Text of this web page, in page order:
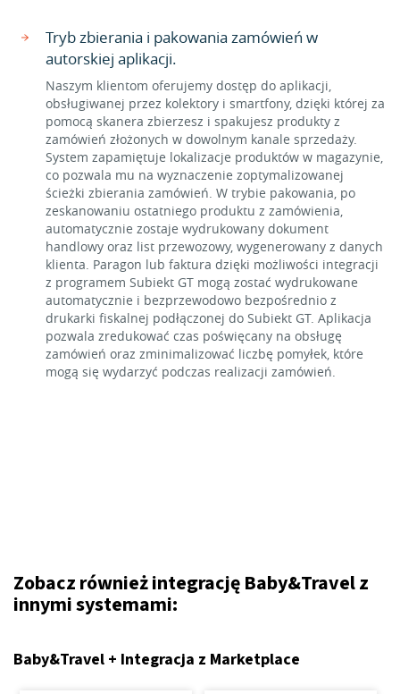
Tryb zbierania i pakowania zamówień w
autorskiej aplikacji.
Naszym klientom oferujemy dostęp do aplikacji,
obsługiwanej przez kolektory i smartfony, dzięki której za
pomocą skanera zbierzesz i spakujesz produkty z
zamówień złożonych w dowolnym kanale sprzedaży.
System zapamiętuje lokalizacje produktów w magazynie,
co pozwala mu na wyznaczenie zoptymalizowanej
ścieżki zbierania zamówień. W trybie pakowania, po
zeskanowaniu ostatniego produktu z zamówienia,
automatycznie zostaje wydrukowany dokument
handlowy oraz list przewozowy, wygenerowany z danych
klienta. Paragon lub faktura dzięki możliwości integracji
z programem Subiekt GT mogą zostać wydrukowane
automatycznie i bezprzewodowo bezpośrednio z
drukarki fiskalnej podłączonej do Subiekt GT. Aplikacja
pozwala zredukować czas poświęcany na obsługę
zamówień oraz zminimalizować liczbę pomyłek, które
mogą się wydarzyć podczas realizacji zamówień.
Zobacz również integrację Baby&Travel z
innymi systemami:
Baby&Travel + Integracja z Marketplace